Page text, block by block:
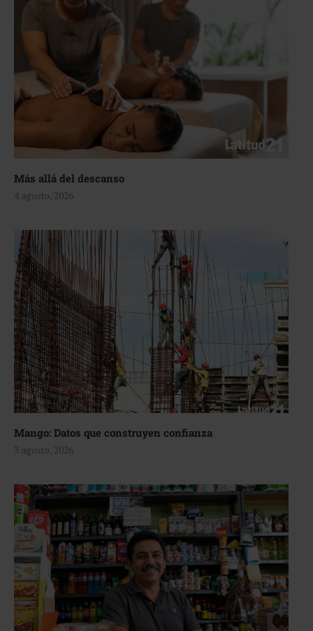
Más allá del descanso
4 agosto, 2026
Mango: Datos que construyen confianza
3 agosto, 2026